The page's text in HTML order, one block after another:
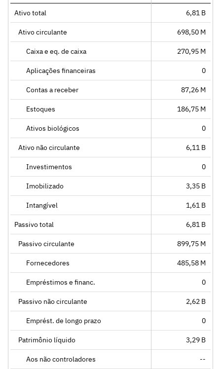
Ativo total 6,81 B
Ativo circulante 698,50 M
Caixa e eq. de caixa 270,95 M
Aplicações financeiras 0
Contas a receber 87,26 M
Estoques 186,75 M
Ativos biológicos 0
Ativo não circulante 6,11 B
Investimentos 0
Imobilizado 3,35 B
Intangível 1,61 B
Passivo total 6,81 B
Passivo circulante 899,75 M
Fornecedores 485,58 M
Empréstimos e financ. 0
Passivo não circulante 2,62 B
Emprést. de longo prazo 0
Patrimônio líquido 3,29 B
Aos não controladores --